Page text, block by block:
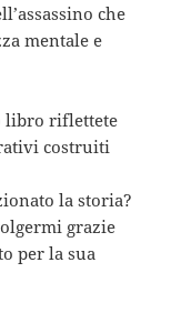
che
mentale e
libro riflettete
costruiti
la storia?
grazie
per la sua